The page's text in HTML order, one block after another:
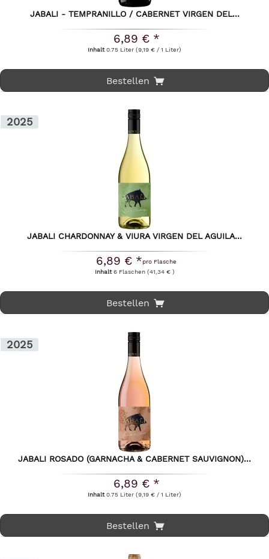
JABALI - TEMPRANILLO / CABERNET VIRGEN DEL...
6,89 € *
Inhalt0.75 Liter(9,19 € / 1 Liter)
Bestellen
2025
JABALI CHARDONNAY & VIURA VIRGEN DEL AGUILA...
6,89 € *pro Flasche
Inhalt6 Flaschen (41,34 € )
Bestellen
2025
JABALI ROSADO (GARNACHA & CABERNET SAUVIGNON)...
6,89 € *
Inhalt0.75 Liter(9,19 € / 1 Liter)
Bestellen